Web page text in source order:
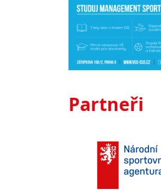
Partneři